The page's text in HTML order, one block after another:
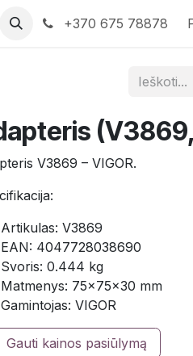
+370 675 78878
(V3869,
V3869 – VIGOR.
Artikulas: V3869
EAN: 4047728038690
Svoris: 0.444 kg
Matmenys: 75×75×30 mm
Gamintojas: VIGOR
Gauti kainos pasiūlymą